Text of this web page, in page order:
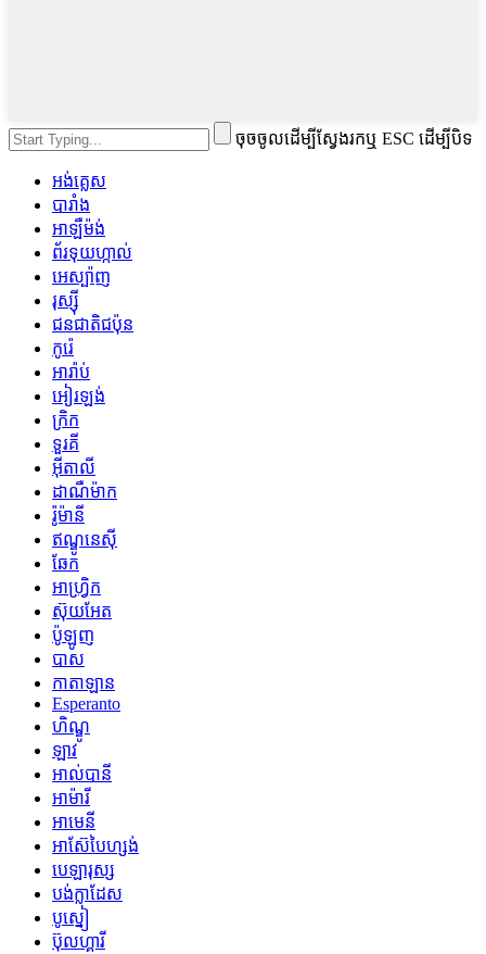
ចុចចូលដើម្បីស្វែងរកឬ ESC ដើម្បីបិទ
អង់គ្លេស
បារាំង
អាឡឺម៉ង់
ព័រទុយហ្កាល់
អេស្ប៉ាញ
រុស្ស៊ី
ជនជាតិជប៉ុន
កូរ៉េ
អារ៉ាប់
អៀរឡង់
ក្រិក
ទួរគី
អ៊ីតាលី
ដាណឺម៉ាក
រ៉ូម៉ានី
ឥណ្ឌូនេស៊ី
ឆែក
អាហ្រ្វិក
ស៊ុយអែត
ប៉ូឡូញ
បាស
កាតាឡាន
Esperanto
ហិណ្ឌូ
ឡាវ
អាល់បានី
អាម៉ារី
អាមេនី
អាស៊ែបៃហ្សង់
បេឡារុស្ស
បង់ក្លាដែស
បូស្នៀ
ប៊ុលហ្គារី